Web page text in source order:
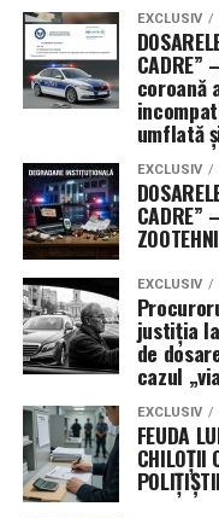
EXCLUSIV
CADRE”
coroană
umflată
EXCLUSIV
CADRE”
EXCLUSIV
justiția
de
cazul
EXCLUSIV
FEUDA
CHILOȚII